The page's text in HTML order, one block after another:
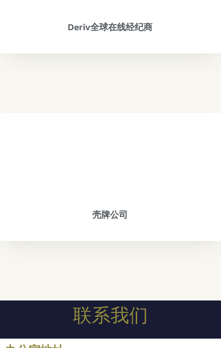
Deriv全球在线经纪商
壳牌公司
联系我们